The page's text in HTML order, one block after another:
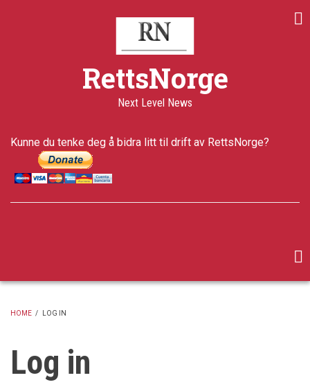
RettsNorge
Next Level News
Kunne du tenke deg å bidra litt til drift av RettsNorge?
HOME / LOG IN
Log in